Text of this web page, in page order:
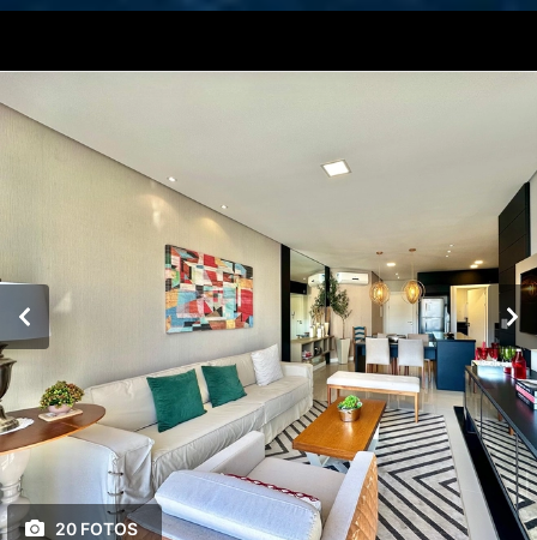
20 FOTOS